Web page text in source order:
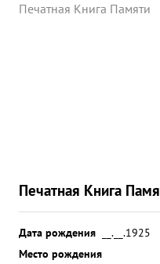
Печатная Книга Памяти
Печатная Книга
Дата рождения
__.__.1925
Место рождения